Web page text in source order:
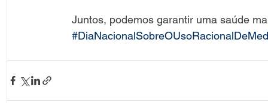
Juntos, podemos garantir uma saúde